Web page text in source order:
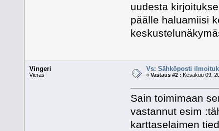
uudesta
päälle haluamiisi
Vingeri
Vieras
Vs: Sähköposti
«Vastaus #2 : Kesäkuu 09,
Sain toimimaan
vastannut esim
karttaselaimen